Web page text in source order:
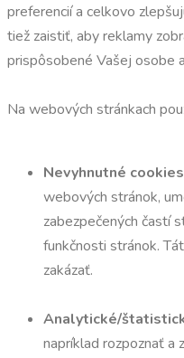
preferencií a celkovo
tiež zaistiť, aby reklamy
prispôsobené Vašej osobe
Na webových stránkach
Nevyhnutné cookies
webových stránok,
zabezpečených častí
funkčnosti stránok.
zakázať.
Analytické/
napríklad rozpoznať a